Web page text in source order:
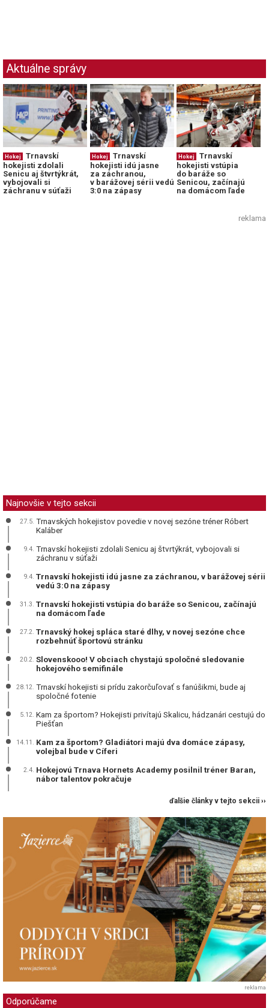
Aktuálne správy
Hokej
Trnavskí
hokejisti zdolali
Senicu aj štvrtýkrát,
vybojovali si
záchranu v súťaži
Hokej
Trnavskí
hokejisti idú jasne
za záchranou,
v barážovej sérii vedú
3:0 na zápasy
Hokej
Trnavskí
hokejisti vstúpia
do baráže so
Senicou, začínajú
na domácom ľade
reklama
Najnovšie v tejto sekcii
27.5. Trnavských hokejistov povedie v novej sezóne tréner Róbert
Kaláber
9.4. Trnavskí hokejisti zdolali Senicu aj štvrtýkrát, vybojovali si
záchranu v súťaži
9.4. Trnavskí hokejisti idú jasne za záchranou, v barážovej sérii
vedú 3:0 na zápasy
31.3. Trnavskí hokejisti vstúpia do baráže so Senicou, začínajú
na domácom ľade
27.2. Trnavský hokej spláca staré dlhy, v novej sezóne chce
rozbehnúť športovú stránku
20.2. Slovenskooo! V obciach chystajú spoločné sledovanie
hokejového semifinále
28.12. Trnavskí hokejisti si prídu zakorčuľovať s fanúšikmi, bude aj
spoločné fotenie
5.12. Kam za športom? Hokejisti privítajú Skalicu, hádzanári cestujú do
Piešťan
14.11. Kam za športom? Gladiátori majú dva domáce zápasy,
volejbal bude v Cíferi
2.4. Hokejovú Trnava Hornets Academy posilnil tréner Baran,
nábor talentov pokračuje
ďalšie články v tejto sekcii ››
reklama
Odporúčame